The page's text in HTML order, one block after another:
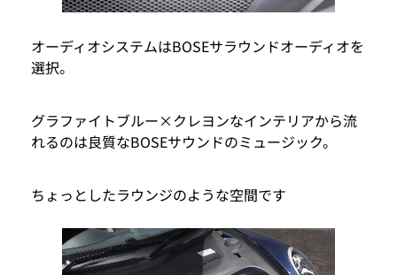
オーディオシステムはBOSEサラウンドオーディオを
選択。
グラファイトブルー×クレヨンなインテリアから流
れるのは良質なBOSEサウンドのミュージック。
ちょっとしたラウンジのような空間です